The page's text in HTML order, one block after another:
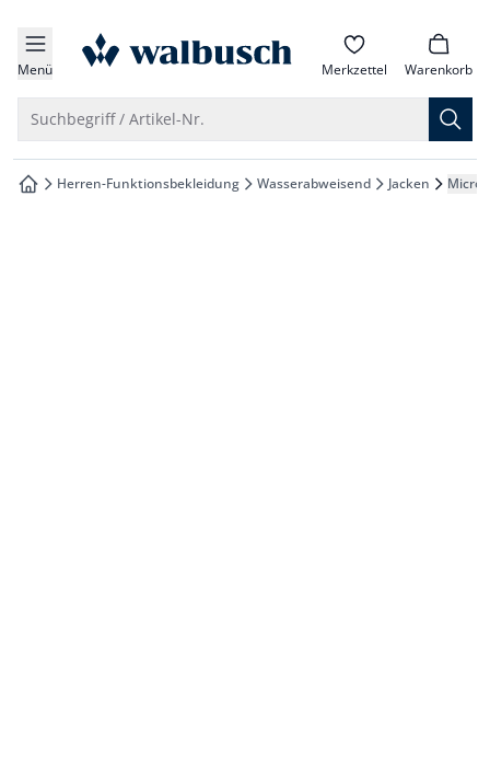
springen
springen
springen
springen
Menü zur Startseite Merkzettel Warenkorb
Suchbegriff / Artikel-Nr.
zur Startseite
Herren-Funktionsbekleidung Wasserabweisend Jacken